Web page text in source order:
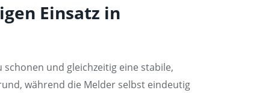
Einsatz in
und gleichzeitig eine stabile,
während die Melder selbst eindeutig